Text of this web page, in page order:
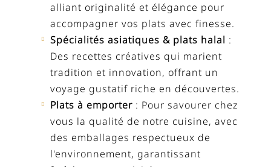
alliant originalité et élégance pour
accompagner vos plats avec finesse.
Spécialités asiatiques & plats halal :
Des recettes créatives qui marient
tradition et innovation, offrant un
voyage gustatif riche en découvertes.
Plats à emporter: Pour savourer chez
vous la qualité de notre cuisine, avec
des emballages respectueux de
l'environnement, garantissant